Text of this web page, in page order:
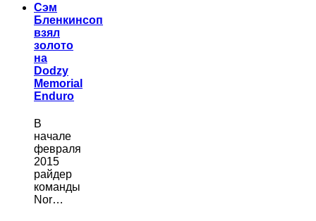
Сэм
Бленкинсоп
взял
золото
на
Dodzy
Memorial
Enduro
В
начале
февраля
2015
райдер
команды
Nor…